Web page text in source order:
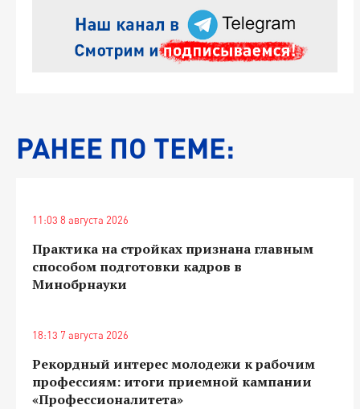
РАНЕЕ ПО ТЕМЕ:
11:03 8 августа 2026
Практика на стройках признана главным
способом подготовки кадров в
Минобрнауки
18:13 7 августа 2026
Рекордный интерес молодежи к рабочим
профессиям: итоги приемной кампании
«Профессионалитета»